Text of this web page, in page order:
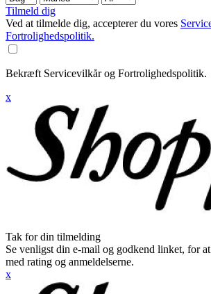
Tilmeld dig
Ved at tilmelde dig, accepterer du vores
Fortrolighedspolitik.
Bekræft Servicevilkår og Fortrolighedspolitik.
x
Tak for din tilmelding
Se venligst din e-mail og godkend linket, for
med rating og anmeldelserne.
x